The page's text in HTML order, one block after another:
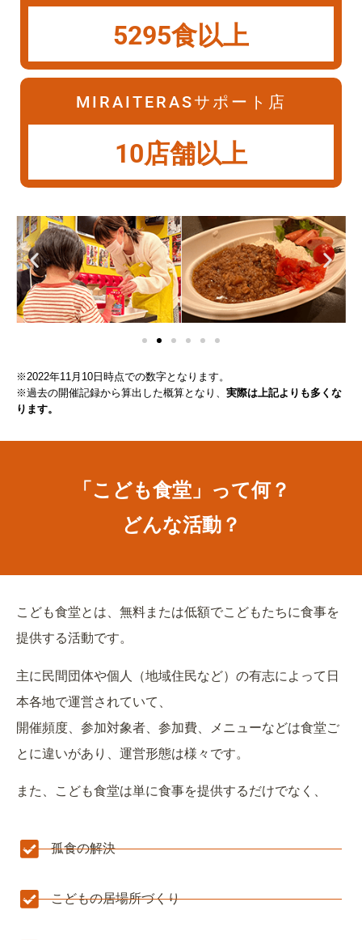
5295食以上
MIRAITERASサポート店
10店舗以上
※2022年11月10日時点での数字となります。
※過去の開催記録から算出した概算となり、 実際は上記よりも多くな
ります。
「こども食堂」って何？
どんな活動？
こども食堂とは、無料または低額でこどもたちに食事を
提供する活動です。
主に民間団体や個人（地域住民など）の有志によって日
本各地で運営されていて、
開催頻度、参加対象者、参加費、メニューなどは食堂ご
とに違いがあり、運営形態は様々です。
また、こども食堂は単に食事を提供するだけでなく、
孤食の解決
こどもの居場所づくり